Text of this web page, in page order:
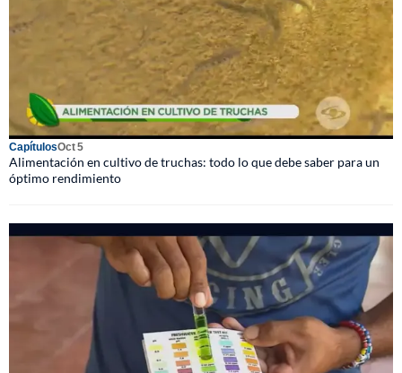
CapítulosOct 5
Alimentación en cultivo de truchas: todo lo que debe saber para un
óptimo rendimiento